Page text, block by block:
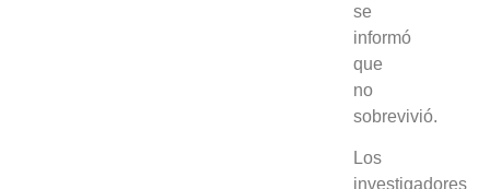
se
informó
que
no
sobrevivió.
Los
investigadores